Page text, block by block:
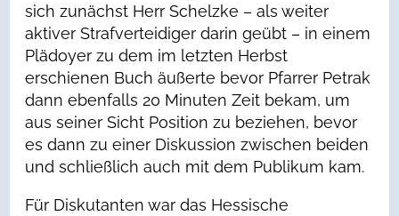
sich zunächst Herr Schelzke – als weiter
aktiver Strafverteidiger darin geübt – in einem
Plädoyer zu dem im letzten Herbst
erschienen Buch äußerte bevor Pfarrer Petrak
dann ebenfalls 20 Minuten Zeit bekam, um
aus seiner Sicht Position zu beziehen, bevor
es dann zu einer Diskussion zwischen beiden
und schließlich auch mit dem Publikum kam.
Für Diskutanten war das Hessische